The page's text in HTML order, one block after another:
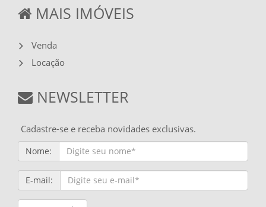
MAIS IMÓVEIS
Venda
Locação
NEWSLETTER
Cadastre-se e receba novidades exclusivas.
Nome:
E-mail: